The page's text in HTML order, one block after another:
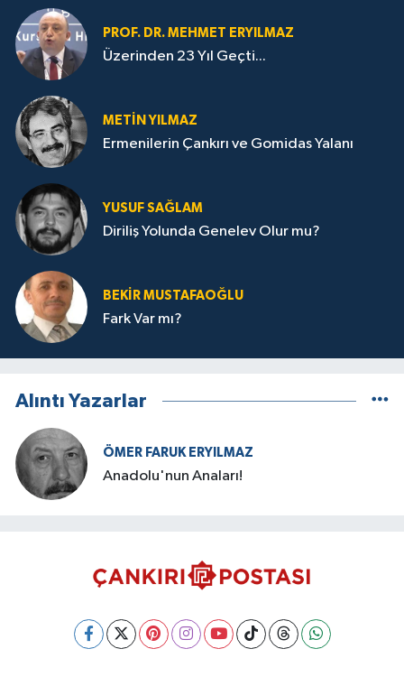
PROF. DR. MEHMET ERYILMAZ
Üzerinden 23 Yıl Geçti...
METIN YILMAZ
Ermenilerin Çankırı ve Gomidas Yalanı
YUSUF SAĞLAM
Diriliş Yolunda Genelev Olur mu?
BEKIR MUSTAFAOĞLU
Fark Var mı?
Alıntı Yazarlar
ÖMER FARUK ERYILMAZ
Anadolu'nun Anaları!